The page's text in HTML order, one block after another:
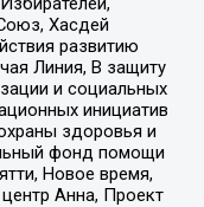
Хасдей
развитию
Линия, В защиту
и социальных
инициатив
здоровья и
фонд помощи
Новое время,
Анна, Проект